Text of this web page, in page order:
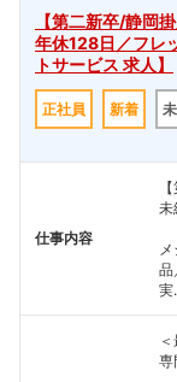
【第二新卒/静岡
年休128日／フレ
トサービス 求人】
正社員 新着
仕事内容
未
品
実
専